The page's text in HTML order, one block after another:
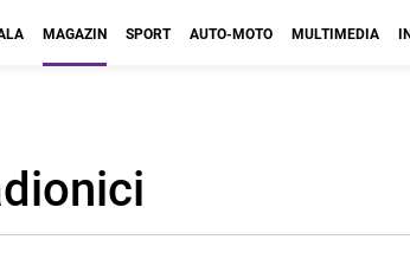
MAGAZIN SPORT AUTO-MOTO MULTIMEDIA